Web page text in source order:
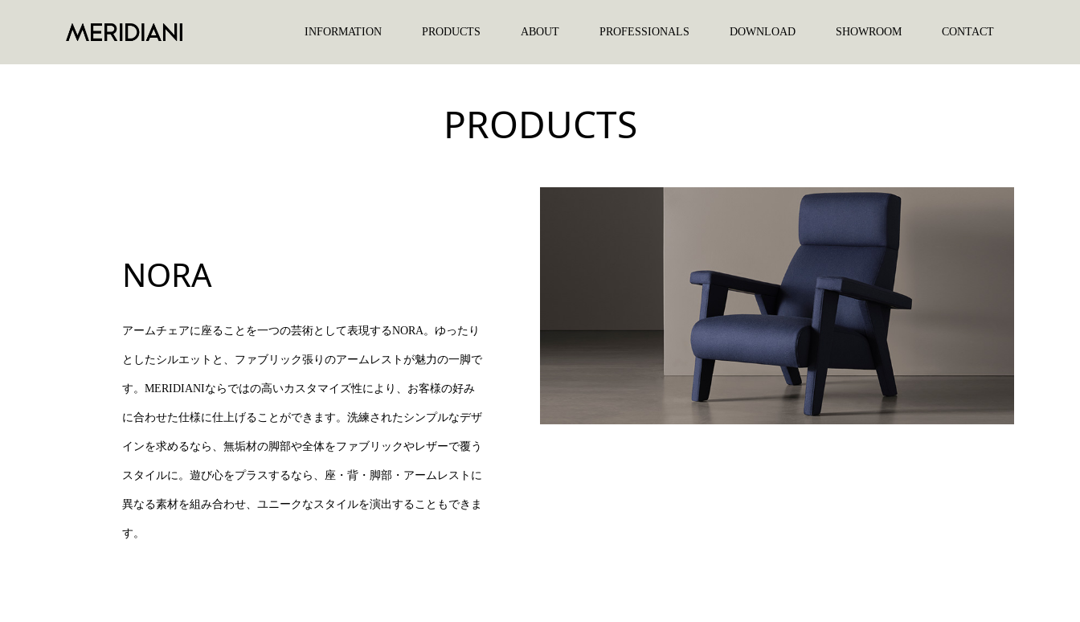
INFORMATION PRODUCTS ABOUT PROFESSIONALS DOWNLOAD SHOWROOM CONTACT
PRODUCTS
NORA
アームチェアに座ることを一つの芸術として表現するNORA。ゆったり
としたシルエットと、ファブリック張りのアームレストが魅力の一脚で
す。MERIDIANIならではの高いカスタマイズ性により、お客様の好み
に合わせた仕様に仕上げることができます。洗練されたシンプルなデザ
インを求めるなら、無垢材の脚部や全体をファブリックやレザーで覆う
スタイルに。遊び心をプラスするなら、座・背・脚部・アームレストに
異なる素材を組み合わせ、ユニークなスタイルを演出することもできま
す。